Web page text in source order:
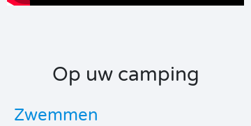
Op uw camping
Zwemmen